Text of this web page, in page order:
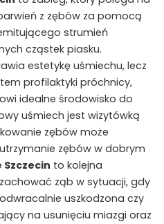
z zębów za pomocą
strumień
cząstek piasku.
estetykę uśmiechu, lecz
profilaktyki próchnicy,
idealne środowisko do
uśmiech jest wizytówką
zębów może
zębów w dobrym
Szczecin to kolejna
ząb w sytuacji, gdy
uszkodzona czy
na usunięciu miazgi oraz